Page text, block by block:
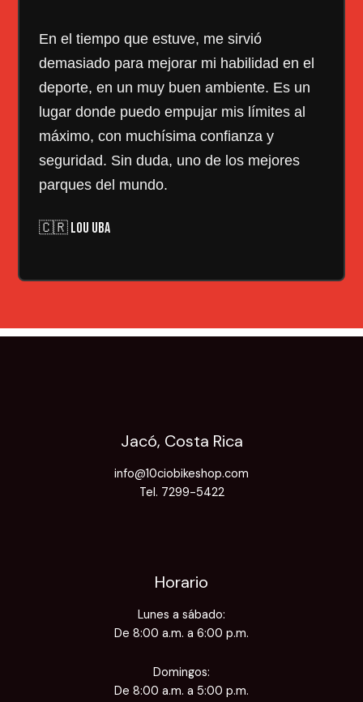
En el tiempo que estuve, me sirvió
demasiado para mejorar mi habilidad en el
deporte, en un muy buen ambiente. Es un
lugar donde puedo empujar mis límites al
máximo, con muchísima confianza y
seguridad. Sin duda, uno de los mejores
parques del mundo.
🇨🇷 LOU UBA
Jacó, Costa Rica
info@10ciobikeshop.com
Tel. 7299-5422
Horario
Lunes a sábado:
De 8:00 a.m. a 6:00 p.m.
Domingos:
De 8:00 a.m. a 5:00 p.m.